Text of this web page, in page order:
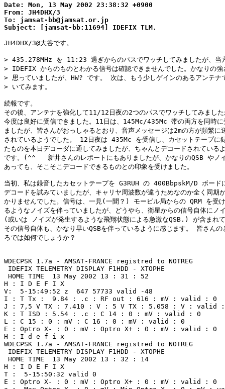
Date: Mon, 13 May 2002 23:38:32 +0900
From: JH4DHX/3
To: jamsat-bb@jamsat.or.jp
JH4DHX/3@大谷です。
> 435.278MHz を 11:23 過ぎからのパスでワッチしてみましたが、当
> IDEFIX からのものとわかる信号は確認できませんでした。かなりの強
> 思っていましたが、HW? です。 次は、もう少しゲインのあるアンテナ
> いてみます。
続報です。
その後、アンテナを強化して11/12日夜の2つのパスでワッチしてみまし
今度は良好に受信できました。11日は、145Mc/435Mc 帯の両方を同時に
ましたが、皆さんがおっしゃるとおり、音声メッセージは2mの方が頻繁に
されているようでした。 12日夜は 435Mc を受信し、カセットテープに
たものを本日デコーダに通してみましたが、ちゃんとデコードされている
です。(^^   新井さんのレポートにもありましたが、かなりのQSB やノ
あっても、そこそこデコードできるものとの印象を受けました。
当初、私は録音したカセットテープを G3RUH の 400BbpskM/D ボード
デコードを試みていましたが、キャリヤ周波数が違うためなのか全く同期
かりませんでした。信号は、一見(一聞？) モービル局からの QRM を受
るようなノイズを伴っていましたが、どうやら、衛星からの信号自体にノ
(或いは ノイズが発生するような飛翔状態による急激なQSB.) が含まれ
その信号自体も、かなり早いQSBを伴っているように感じます。 皆さんの
ろでは如何でしょうか？
WDECPSK 1.7a - AMSAT-FRANCE registred to NOTREG
IDEFIX TELEMETRY DISPLAY F1HDD - XTOPHE
HOME TIME  13 May 2002 13 : 31 : 52
H : I D E F I X
V:  5-15:49:52 z  647 57733 valid -48
I : T Tx :  9.84 : .c : RF out : 616 : mV : valid : 0
J : 7,5 V TX : 7.410 : V : 5 V TX : 5.058 : V : valid
K : T ISD : 5.54 : .c : C 14 : 0 : mV : valid : 0
L : C 15 : 0 : mV : C 16 : 0 : mV : valid : 0
E : Optro X- : 0 : mV : Optro X+ : 0 : mV : valid : 0
H : I d e f i x
WDECPSK 1.7a - AMSAT-FRANCE registred to NOTREG
IDEFIX TELEMETRY DISPLAY F1HDD - XTOPHE
HOME TIME  13 May 2002 13 : 32 : 14
H : I D E F I X
T :  5-15:50:32 valid 0
E : Optro X- : 0 : mV : Optro X+ : 0 : mV : valid : 0